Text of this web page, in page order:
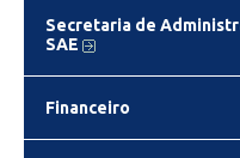
Secretaria de
SAE
Financeiro